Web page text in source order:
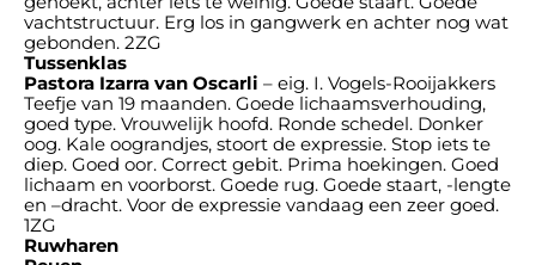
vachtstructuur. Erg los in gangwerk en achter nog wat
gebonden. 2ZG
Tussenklas
Pastora Izarra van Oscarli – eig. I. Vogels-Rooijakkers
Teefje van 19 maanden. Goede lichaamsverhouding,
goed type. Vrouwelijk hoofd. Ronde schedel. Donker
oog. Kale oograndjes, stoort de expressie. Stop iets te
diep. Goed oor. Correct gebit. Prima hoekingen. Goed
lichaam en voorborst. Goede rug. Goede staart, -lengte
en –dracht. Voor de expressie vandaag een zeer goed.
1ZG
Ruwharen